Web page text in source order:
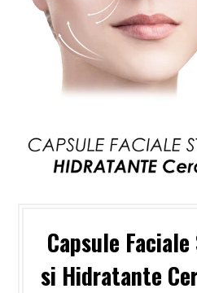
Capsule
si Hidratante